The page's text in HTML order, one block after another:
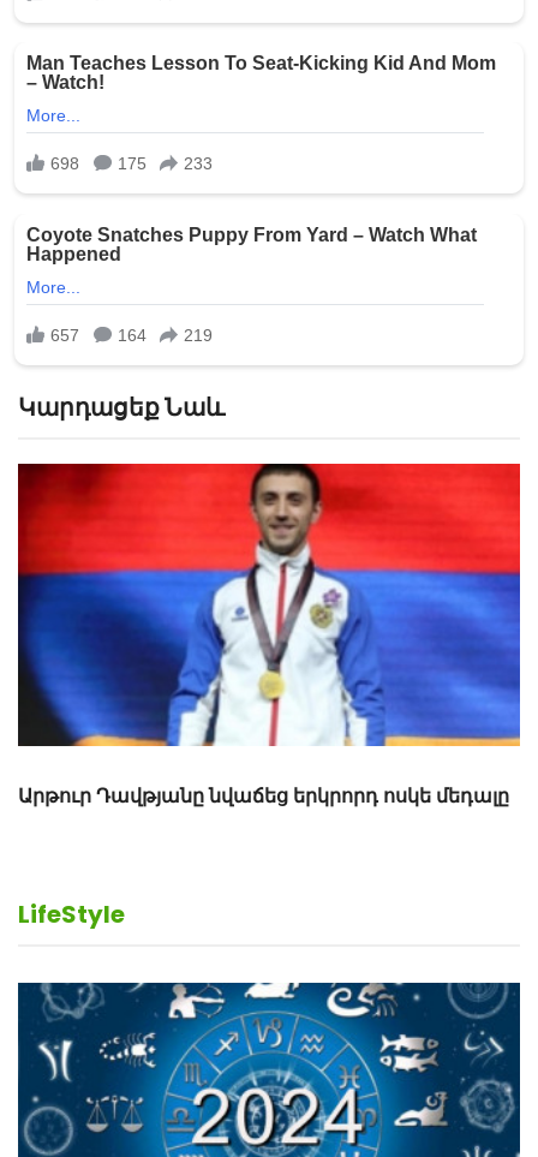
Կարդացեք Նաև
Մբապպեն անկեղծացել է, թե ինչ է ասել Մեսսիին
LifeStyle